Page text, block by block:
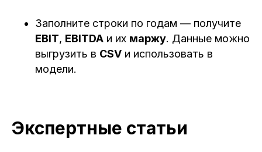
Заполните строки по годам — получите
EBIT, EBITDA и их маржу. Данные можно
выгрузить в CSV и использовать в
модели.
Экспертные статьи